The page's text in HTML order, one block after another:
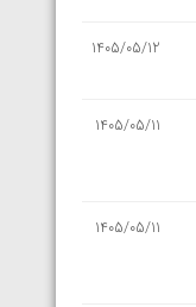
1405/05/12
1405/05/11
1405/05/11